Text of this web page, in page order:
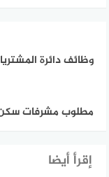
وظائف دائرة
مطلوب مشرفات سكن
إقرأ أيضا